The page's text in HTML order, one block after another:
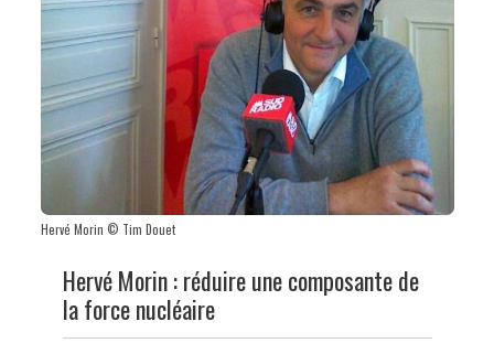
Hervé Morin © Tim Douet
Hervé Morin : réduire une composante de
la force nucléaire